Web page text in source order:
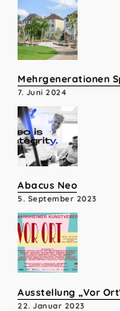
Mehrgenerationen
7. Juni 2024
Abacus Neo
5. September 2023
Ausstellung „Vor
22. Januar 2023